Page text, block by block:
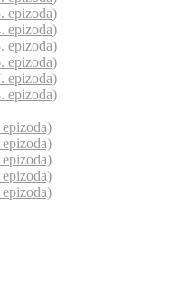
epizoda)
epizoda)
epizoda)
epizoda)
epizoda)
epizoda)